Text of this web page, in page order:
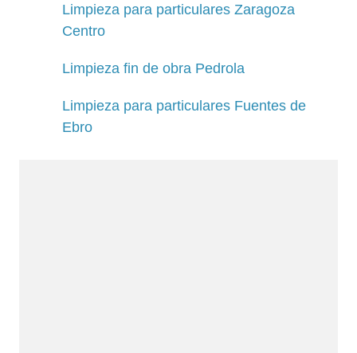
Limpieza para particulares Zaragoza
Centro
Limpieza fin de obra Pedrola
Limpieza para particulares Fuentes de
Ebro